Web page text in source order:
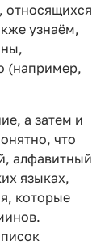
относящихся
узнаём,
(например,
а затем и
что
алфавитный
языках,
которые